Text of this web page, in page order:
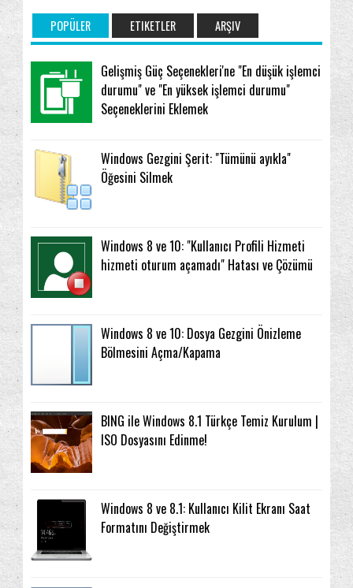
POPÜLER ETIKETLER ARŞIV
Gelişmiş Güç Seçenekleri'ne "En düşük işlemci
durumu" ve "En yüksek işlemci durumu"
Seçeneklerini Eklemek
Windows Gezgini Şerit: "Tümünü ayıkla"
Öğesini Silmek
Windows 8 ve 10: "Kullanıcı Profili Hizmeti
hizmeti oturum açamadı" Hatası ve Çözümü
Windows 8 ve 10: Dosya Gezgini Önizleme
Bölmesini Açma/Kapama
BING ile Windows 8.1 Türkçe Temiz Kurulum |
ISO Dosyasını Edinme!
Windows 8 ve 8.1: Kullanıcı Kilit Ekranı Saat
Formatını Değiştirmek